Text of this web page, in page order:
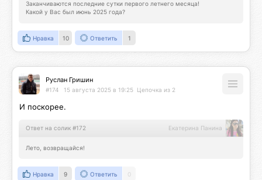
Заканчиваются последние сутки первого летнего месяца!
Какой у Вас был июнь 2025 года?
Нравка 10 Ответить 1
Руслан Гришин
#174 15 августа 2025 в 19:25 Цепочка из 2
И поскорее.
Ответ на солик #172 Екатерина Панина
Лето, возвращайся!
Нравка 9 Ответить 0